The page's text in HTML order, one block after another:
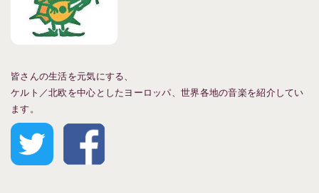
皆さんの生活を元気にする、
ケルト／北欧を中心としたヨーロッパ、世界各地の音楽を紹介してい
ます。